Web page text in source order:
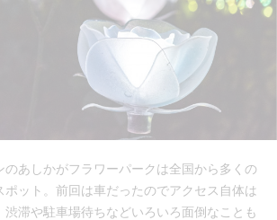
のあしかがフラワーパークは全国から多くの
ポット。前回は車だったのでアクセス自体は
渋滞や駐車場待ちなどいろいろ面倒なことも